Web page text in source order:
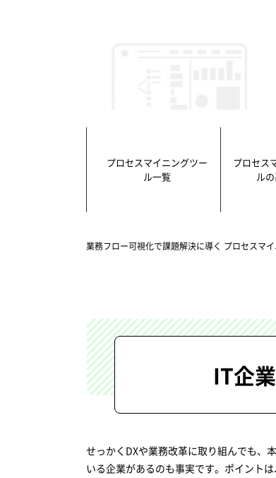
プロセスマイニングツー
ル一覧
プロセス
ル
業務フロー可視化で課題解決に導く プロセスマ
IT企
せっかくDXや業務改革に取り組んでも、
いる企業があるのも事実です。ポイント